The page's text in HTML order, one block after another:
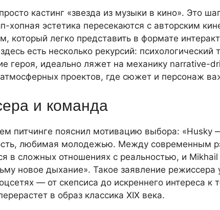
кастинг «звезда из музыки в кино». Это
хопная эстетика пересекаются с авторским
который легко представить в формате
есть несколько рекурсий: психологический
героя, идеально ляжет на механику narrative-
проектов, где сюжет и персонаж
и команда
питчинге пояснил мотивацию выбора: «Husky
любимая молодежью. Между современным
в сложных отношениях с реальностью, и
новое дыхание». Такое заявление
— от скепсиса до искреннего интереса к
в образ классика XIX века.